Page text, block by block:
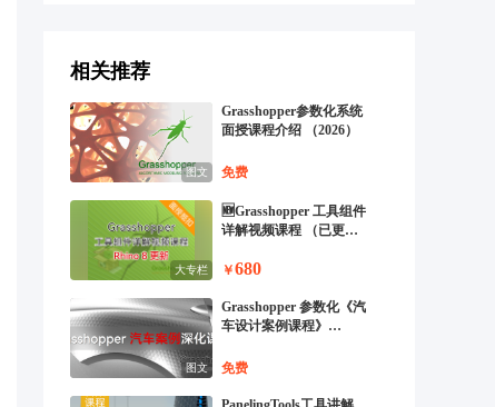
相关推荐
图文
Grasshopper参数化系统
面授课程介绍 （2026）
免费
大专栏
🆕Grasshopper 工具组件
详解视频课程 （已更新
￥680
图文
Grasshopper 参数化《汽
车设计案例课程》
免费